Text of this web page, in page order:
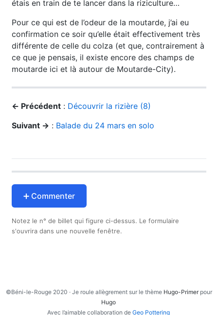
étais en train de te lancer dans la riziculture…
Pour ce qui est de l’odeur de la moutarde, j’ai eu
confirmation ce soir qu’elle était effectivement très
différente de celle du colza (et que, contrairement à
ce que je pensais, il existe encore des champs de
moutarde ici et là autour de Moutarde-City).
← Précédent : Découvrir la rizière (8)
Suivant → : Balade du 24 mars en solo
➕ Commenter
Notez le n° de billet qui figure ci-dessus. Le formulaire
s'ouvrira dans une nouvelle fenêtre.
©Béni-le-Rouge 2020 · Je roule allègrement sur le thème Hugo-Primerpour
Hugo
Avec l’aimable collaboration de Geo Pottering